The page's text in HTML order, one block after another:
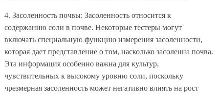
4. Засоленность почвы: Засоленность относится к
содержанию соли в почве. Некоторые тестеры могут
включать специальную функцию измерения засоленности,
которая дает представление о том, насколько засоленна почва.
Эта информация особенно важна для культур,
чувствительных к высокому уровню соли, поскольку
чрезмерная засоленность может негативно влиять на рост